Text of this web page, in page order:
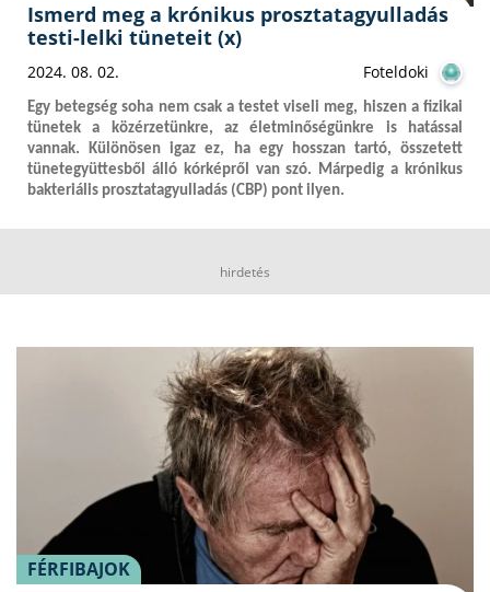
Ismerd meg a krónikus prosztatagyulladás
testi-lelki tüneteit (x)
2024. 08. 02. Foteldoki
Egy betegség soha nem csak a testet viseli meg, hiszen a fizikai
tünetek a közérzetünkre, az életminőségünkre is hatással
vannak. Különösen igaz ez, ha egy hosszan tartó, összetett
tünetegyüttesből álló kórképről van szó. Márpedig a krónikus
bakteriális prosztatagyulladás (CBP) pont ilyen.
hirdetés
FÉRFIBAJOK